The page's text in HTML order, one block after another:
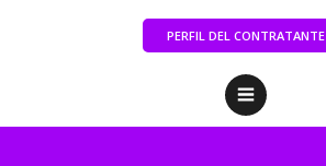
PERFIL DEL CONTRATANTE